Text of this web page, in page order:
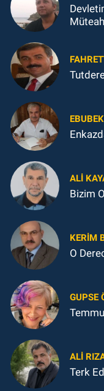
ALI
Bizim
KERIM
O
GUPSE
ALI
Terk